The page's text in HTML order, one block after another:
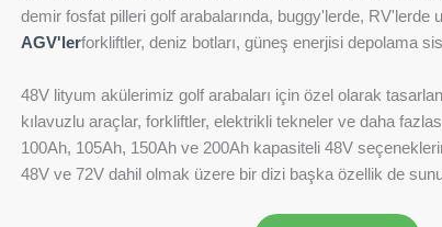
demir fosfat pilleri golf arabalarında, buggy'lerde, RV'lerde
AGV'lerforkliftler, deniz botları, güneş enerjisi depolama
48V lityum akülerimiz golf arabaları için özel olarak
kılavuzlu araçlar, forkliftler, elektrikli tekneler ve daha
100Ah, 105Ah, 150Ah ve 200Ah kapasiteli 48V
48V ve 72V dahil olmak üzere bir dizi başka özellik de